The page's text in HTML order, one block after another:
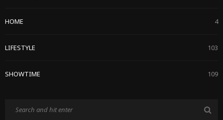
HOME 4
LIFESTYLE 103
SHOWTIME 109